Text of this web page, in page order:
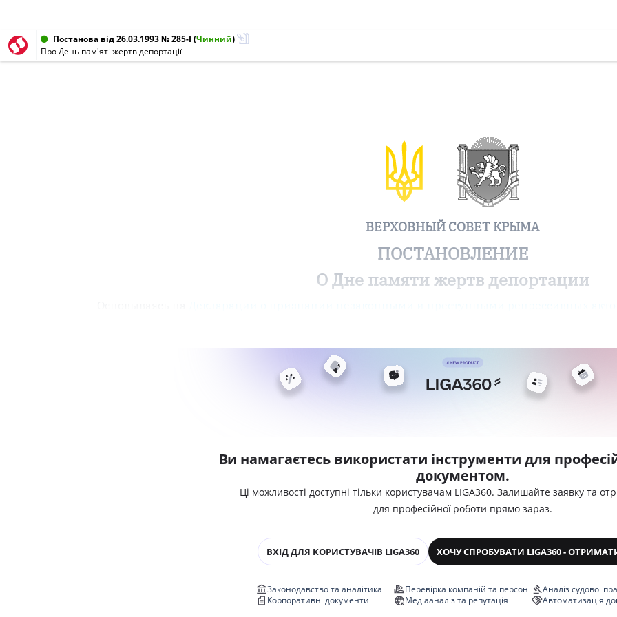
Постанова від 26.03.1993 № 285-I (Чинний)
Про День пам'яті жертв депортації
ВЕРХОВНЫЙ СОВЕТ КРЫМА
ПОСТАНОВЛЕНИЕ
О Дне памяти жертв депортации
Ви намагаєтесь використати інструменти для
документом.
Ці можливості доступні тільки користувачам LIGA360. Залишайте заявку та
для професійної роботи прямо зараз.
ВХІД ДЛЯ КОРИСТУВАЧІВ LIGA360 ХОЧУ СПРОБУВАТИ LIGA360 -
Законодавство та аналітика
Корпоративні документи
Перевірка компаній та персон
Медіааналіз та репутація
Аналіз судової
Автоматизація